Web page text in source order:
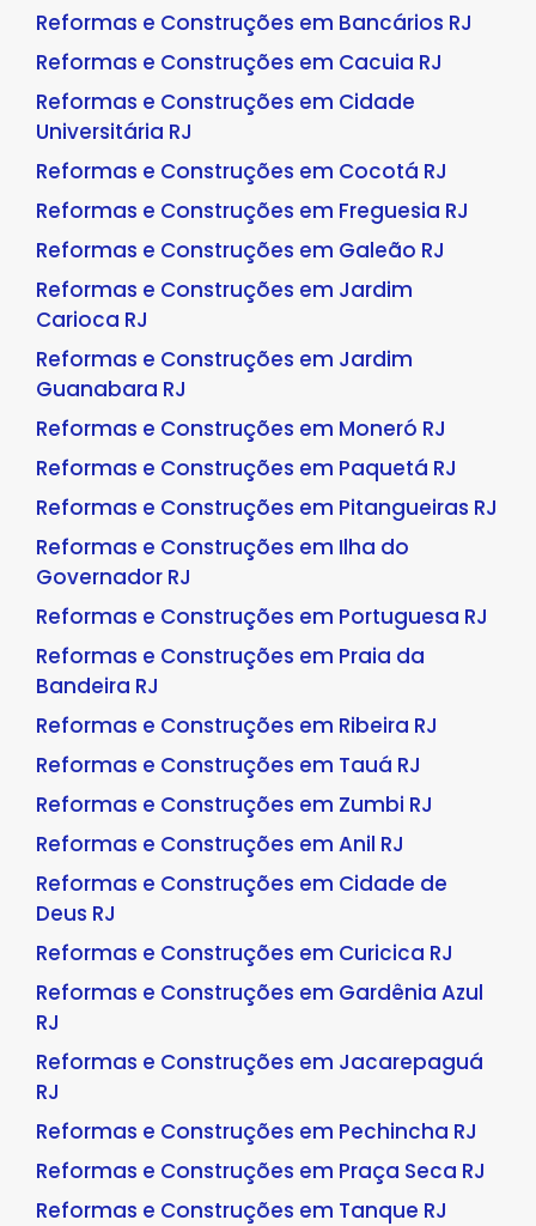
Reformas e Construções em Bancários RJ
Reformas e Construções em Cacuia RJ
Reformas e Construções em Cidade
Universitária RJ
Reformas e Construções em Cocotá RJ
Reformas e Construções em Freguesia RJ
Reformas e Construções em Galeão RJ
Reformas e Construções em Jardim
Carioca RJ
Reformas e Construções em Jardim
Guanabara RJ
Reformas e Construções em Moneró RJ
Reformas e Construções em Paquetá RJ
Reformas e Construções em Pitangueiras RJ
Reformas e Construções em Ilha do
Governador RJ
Reformas e Construções em Portuguesa RJ
Reformas e Construções em Praia da
Bandeira RJ
Reformas e Construções em Ribeira RJ
Reformas e Construções em Tauá RJ
Reformas e Construções em Zumbi RJ
Reformas e Construções em Anil RJ
Reformas e Construções em Cidade de
Deus RJ
Reformas e Construções em Curicica RJ
Reformas e Construções em Gardênia Azul
RJ
Reformas e Construções em Jacarepaguá
RJ
Reformas e Construções em Pechincha RJ
Reformas e Construções em Praça Seca RJ
Reformas e Construções em Tanque RJ